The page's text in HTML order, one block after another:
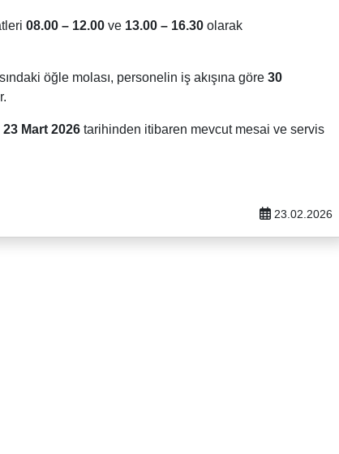
08.00 – 12.00 ve 13.00 – 16.30 olarak
öğle molası, personelin iş akışına göre 30
23 Mart 2026 tarihinden itibaren mevcut mesai ve servis
23.02.2026